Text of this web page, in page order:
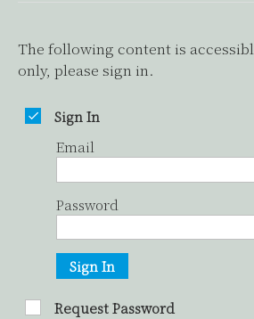
The following content is
only, please sign in.
Sign In
Email
Password
Sign In
Request Password